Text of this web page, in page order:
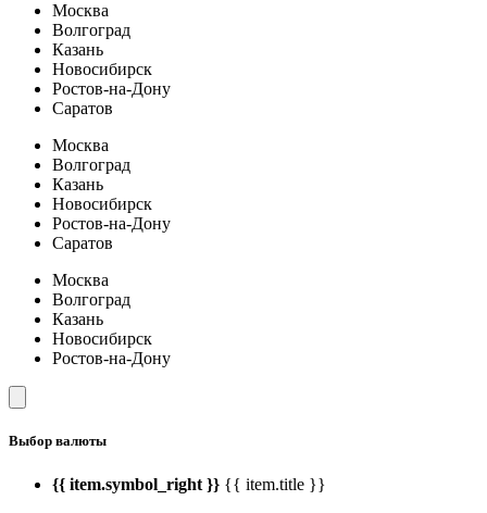
Москва
Волгоград
Казань
Новосибирск
Ростов-на-Дону
Саратов
Москва
Волгоград
Казань
Новосибирск
Ростов-на-Дону
Саратов
Москва
Волгоград
Казань
Новосибирск
Ростов-на-Дону
Выбор валюты
{{ item.symbol_right }} {{ item.title }}